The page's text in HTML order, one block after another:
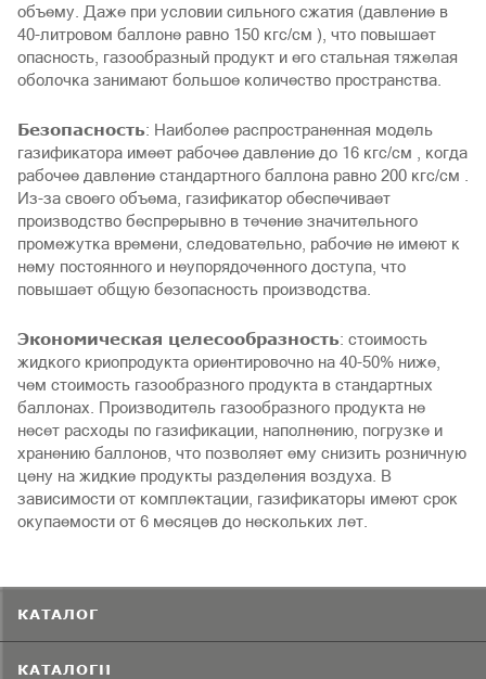
объему. Даже при условии сильного сжатия (давление в
40-литровом баллоне равно 150 кгс/см ), что повышает
опасность, газообразный продукт и его стальная тяжелая
оболочка занимают большое количество пространства.
Безопасность: Наиболее распространенная модель
газификатора имеет рабочее давление до 16 кгс/см , когда
рабочее давление стандартного баллона равно 200 кгс/см .
Из-за своего объема, газификатор обеспечивает
производство беспрерывно в течение значительного
промежутка времени, следовательно, рабочие не имеют к
нему постоянного и неупорядоченного доступа, что
повышает общую безопасность производства.
Экономическая целесообразность: стоимость
жидкого криопродукта ориентировочно на 40-50% ниже,
чем стоимость газообразного продукта в стандартных
баллонах. Производитель газообразного продукта не
несет расходы по газификации, наполнению, погрузке и
хранению баллонов, что позволяет ему снизить розничную
цену на жидкие продукты разделения воздуха. В
зависимости от комплектации, газификаторы имеют срок
окупаемости от 6 месяцев до нескольких лет.
КАТАЛОГ
КАТАЛОГИ